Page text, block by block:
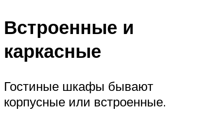
Встроенные и
каркасные
Гостиные шкафы бывают
корпусные или встроенные.